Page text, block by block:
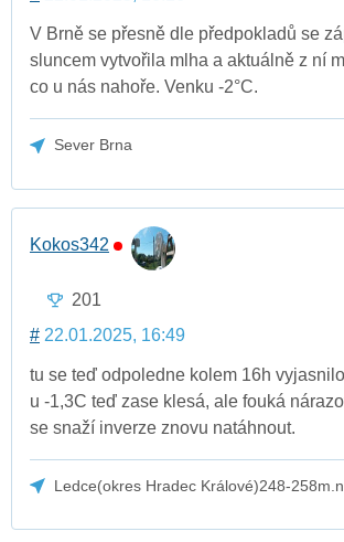
V Brně se přesně dle předpokladů se
sluncem vytvořila mlha a aktuálně z ní
co u nás nahoře. Venku -2°C.
Sever Brna
Kokos342
201
# 22.01.2025, 16:49
tu se teď odpoledne kolem 16h
u -1,3C teď zase klesá, ale fouká
se snaží inverze znovu natáhnout.
Ledce(okres Hradec Králové)248-